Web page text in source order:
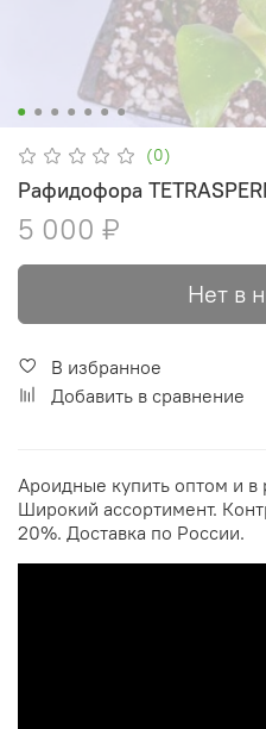
(0)
Рафидофора
5 000 ₽
Нет в
В избранное
Добавить в сравнение
Ароидные купить оптом и в
Широкий ассортимент.
20%. Доставка по России.